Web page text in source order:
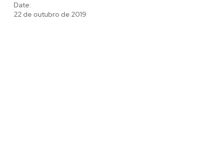
Date:
22 de outubro de 2019